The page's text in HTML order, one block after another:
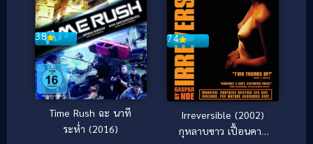
3.8
Time Rush ฉะ นาที
ระห่ำ (2016)
7.4
Irreversible (2002)
กุหลาบขาว เปื้อนคาว